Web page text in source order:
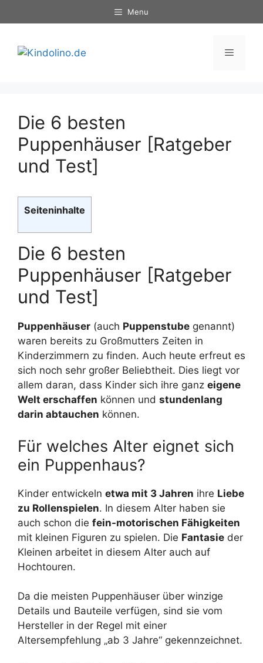
Inhalt
Menu
Menü
Die 6 besten
Puppenhäuser [Ratgeber
und Test]
Seiteninhalte
Die 6 besten
Puppenhäuser [Ratgeber
und Test]
Puppenhäuser (auch Puppenstube genannt)
waren bereits zu Großmutters Zeiten in
Kinderzimmern zu finden. Auch heute erfreut es
sich noch sehr großer Beliebtheit. Dies liegt vor
allem daran, dass Kinder sich ihre ganz eigene
Welt erschaffen können und stundenlang
darin abtauchen können.
Für welches Alter eignet sich
ein Puppenhaus?
Kinder entwickeln etwa mit 3 Jahren ihre Liebe
zu Rollenspielen. In diesem Alter haben sie
auch schon die fein-motorischen Fähigkeiten
mit kleinen Figuren zu spielen. Die Fantasie der
Kleinen arbeitet in diesem Alter auch auf
Hochtouren.
Da die meisten Puppenhäuser über winzige
Details und Bauteile verfügen, sind sie vom
Hersteller in der Regel mit einer
Altersempfehlung „ab 3 Jahre“ gekennzeichnet.